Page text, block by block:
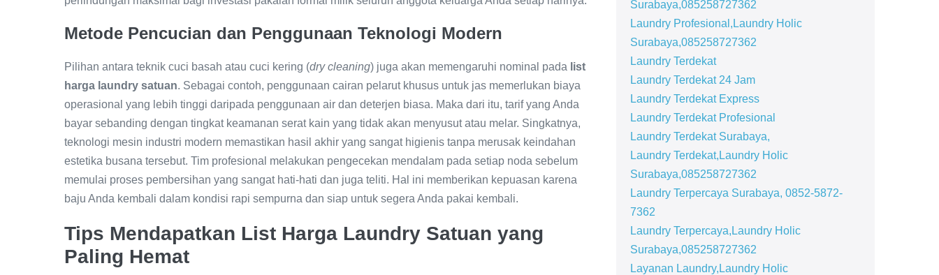
Metode Pencucian dan Penggunaan Teknologi Modern
Pilihan antara teknik cuci basah atau cuci kering (dry cleaning) juga akan memengaruhi nominal pada list
harga laundry satuan. Sebagai contoh, penggunaan cairan pelarut khusus untuk jas memerlukan biaya
operasional yang lebih tinggi daripada penggunaan air dan deterjen biasa. Maka dari itu, tarif yang Anda
bayar sebanding dengan tingkat keamanan serat kain yang tidak akan menyusut atau melar. Singkatnya,
teknologi mesin industri modern memastikan hasil akhir yang sangat higienis tanpa merusak keindahan
estetika busana tersebut. Tim profesional melakukan pengecekan mendalam pada setiap noda sebelum
memulai proses pembersihan yang sangat hati-hati dan juga teliti. Hal ini memberikan kepuasan karena
baju Anda kembali dalam kondisi rapi sempurna dan siap untuk segera Anda pakai kembali.
Tips Mendapatkan List Harga Laundry Satuan yang
Paling Hemat
Surabaya,085258727362
Laundry Profesional,Laundry Holic
Surabaya,085258727362
Laundry Terdekat
Laundry Terdekat 24 Jam
Laundry Terdekat Express
Laundry Terdekat Profesional
Laundry Terdekat Surabaya,
Laundry Terdekat,Laundry Holic
Surabaya,085258727362
Laundry Terpercaya Surabaya, 0852-5872-
7362
Laundry Terpercaya,Laundry Holic
Surabaya,085258727362
Layanan Laundry,Laundry Holic